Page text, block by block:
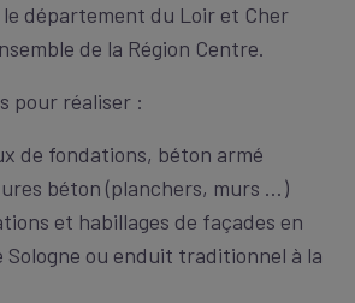
département du Loir et Cher
de la Région Centre.
pour réaliser :
de fondations, béton armé
béton (planchers, murs …)
et habillages de façades en
Sologne ou enduit traditionnel à la